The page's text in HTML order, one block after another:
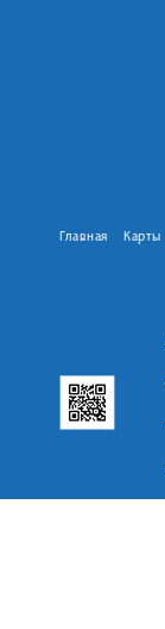
Главная Карты